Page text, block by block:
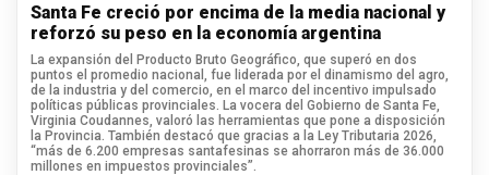
Santa Fe creció por encima de la media nacional y
reforzó su peso en la economía argentina
La expansión del Producto Bruto Geográfico, que superó en dos
puntos el promedio nacional, fue liderada por el dinamismo del agro,
de la industria y del comercio, en el marco del incentivo impulsado
políticas públicas provinciales. La vocera del Gobierno de Santa Fe,
Virginia Coudannes, valoró las herramientas que pone a disposición
la Provincia. También destacó que gracias a la Ley Tributaria 2026,
“más de 6.200 empresas santafesinas se ahorraron más de 36.000
millones en impuestos provinciales”.